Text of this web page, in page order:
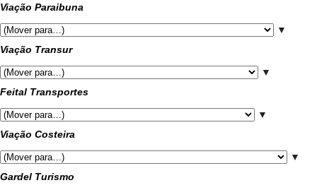
Viação Paraibuna
▼
Viação Transur
▼
Feital Transportes
▼
Viação Costeira
▼
Gardel Turismo